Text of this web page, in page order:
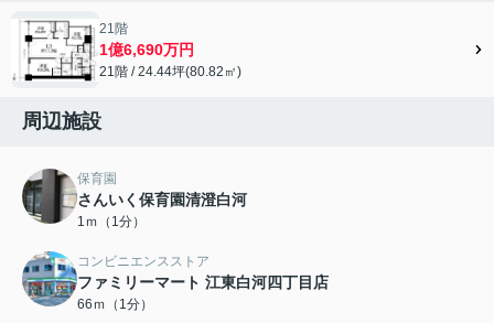
21階
1億6,690万円
21階 / 24.44坪(80.82㎡)
周辺施設
保育園
さんいく保育園清澄白河
1ｍ（1分）
コンビニエンスストア
ファミリーマート 江東白河四丁目店
66ｍ（1分）